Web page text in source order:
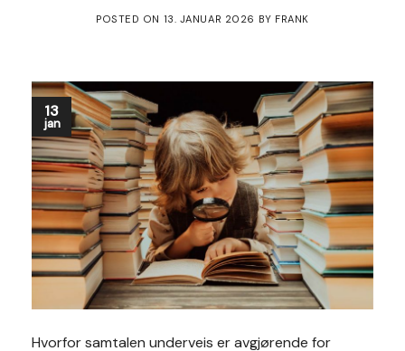
POSTED ON 13. JANUAR 2026 BY FRANK
13
jan
Hvorfor samtalen underveis er avgjørende for